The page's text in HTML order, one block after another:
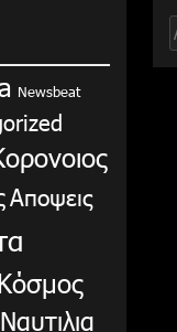
Newsbeat
Αποψεις
Ναυτιλια